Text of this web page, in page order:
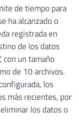
Lenta'
10
Lenta] ON
de tiempo para
ha alcanzado o
registrada en
de los datos
con un tamaño
de 10 archivos.
los
más recientes, por
los datos o